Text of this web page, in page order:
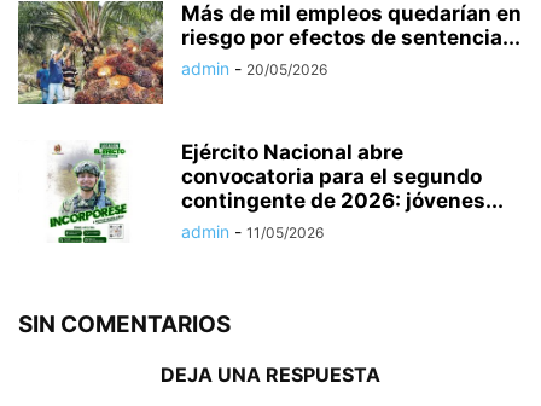
Más de mil empleos quedarían en
riesgo por efectos de sentencia...
admin - 20/05/2026
Ejército Nacional abre
convocatoria para el segundo
contingente de 2026: jóvenes...
admin - 11/05/2026
SIN COMENTARIOS
DEJA UNA RESPUESTA